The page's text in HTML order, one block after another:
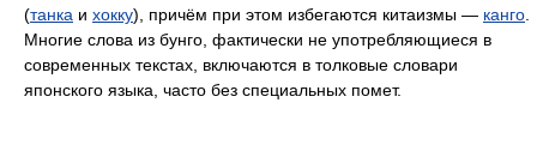
(танка и хокку), причём при этом избегаются китаизмы — канго
Многие слова из бунго, фактически не употребляющиеся в
современных текстах, включаются в толковые словари
японского языка, часто без специальных помет.